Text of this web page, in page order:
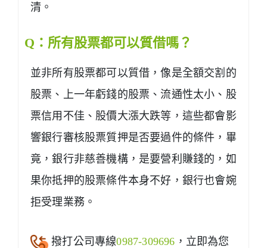
清。
Q：所有股票都可以質借嗎？
並非所有股票都可以質借，像是全額交割的
股票、上一年虧錢的股票、流通性太小、股
票信用不佳、股價大漲大跌等，這些都會影
響銀行審核股票質押是否要過件的條件，畢
竟，銀行非慈善機構，是要營利賺錢的，如
果你抵押的股票條件本身不好，銀行也會婉
拒受理業務。
撥打公司專線0987-309696 ，立即為您